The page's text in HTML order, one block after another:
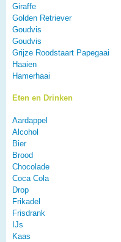
Giraffe
Golden Retriever
Goudvis
Goudvis
Grijze Roodstaart Papegaai
Haaien
Hamerhaai
Eten en Drinken
Aardappel
Alcohol
Bier
Brood
Chocolade
Coca Cola
Drop
Frikadel
Frisdrank
IJs
Kaas